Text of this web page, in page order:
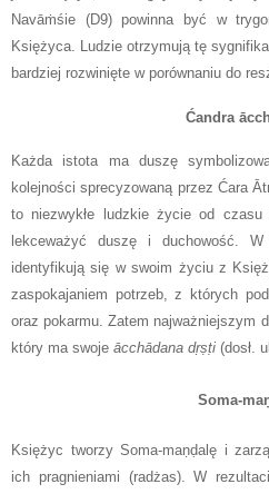
Navāṁśie (D9) powinna być w
Księżyca. Ludzie otrzymują tę
bardziej rozwinięte w porównaniu do
Ćandra
Każda istota ma duszę
kolejności sprecyzowaną przez Ćara
to niezwykłe ludzkie życie od
lekceważyć duszę i duchowość.
identyfikują się w swoim życiu z
zaspokajaniem potrzeb, z których
oraz pokarmu. Zatem najważniejszym
który ma swoje ācchādana dṛṣṭi (dosł.
Soma-
Księżyc tworzy Soma-maṇḍalę i
ich pragnieniami (radżas). W